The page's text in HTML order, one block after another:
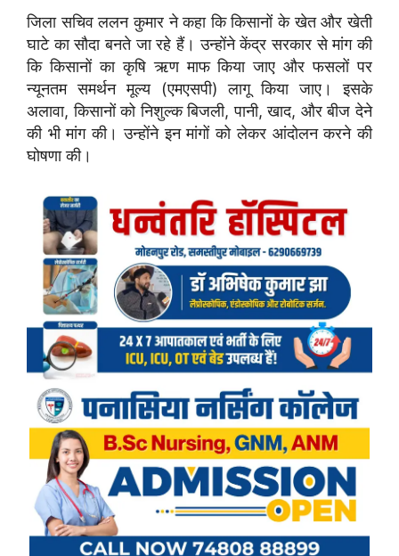
जिला सचिव ललन कुमार ने कहा कि किसानों के खेत और खेती
घाटे का सौदा बनते जा रहे हैं। उन्होंने केंद्र सरकार से मांग की
कि किसानों का कृषि ऋण माफ किया जाए और फसलों पर
न्यूनतम समर्थन मूल्य (एमएसपी) लागू किया जाए। इसके
अलावा, किसानों को निशुल्क बिजली, पानी, खाद, और बीज देने
की भी मांग की। उन्होंने इन मांगों को लेकर आंदोलन करने की
घोषणा की।